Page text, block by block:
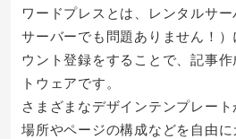
ワードプレスとは、レンタルサ
サーバーでも問題ありません！
ウント登録をすることで、記事
トウェアです。
さまざまなデザインテンプレー
場所やページの構成などを自由